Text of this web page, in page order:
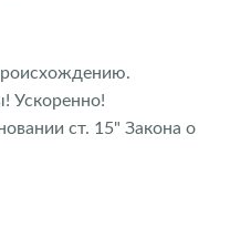
Ускоренно!
ст. 15" Закона о